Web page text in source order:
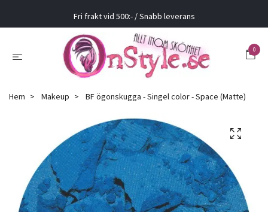
Fri frakt vid 500:- / Snabb leverans
0
Hem Makeup BF ögonskugga - Singel color - Space (Matte)